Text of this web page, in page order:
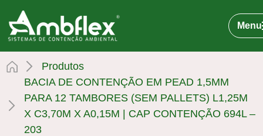
Menu
Produtos
BACIA DE CONTENÇÃO EM PEAD 1,5MM
PARA 12 TAMBORES (SEM PALLETS) L1,25M
X C3,70M X A0,15M | CAP CONTENÇÃO 694L –
203